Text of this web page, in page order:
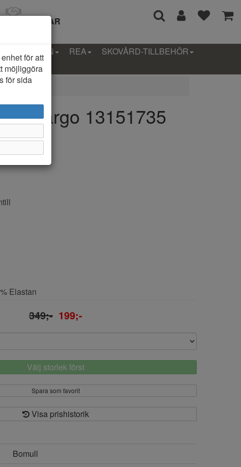
I 14 DAGAR
REA
SKOVÅRD-TILLBEHÖR
Cargo 13151735
Elastan
349;- 199;-
Välj storlek först
Spara som favorit
Visa prishistorik
Bomull
för att
möjliggöra
för sida